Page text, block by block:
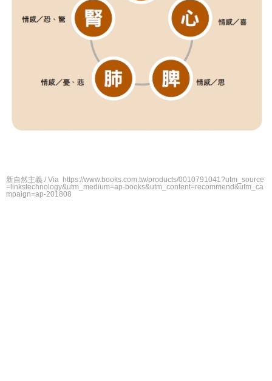
新自然主義 / Via https://www.books.com.tw/products/0010791041?utm_source
=linkstechnology&utm_medium=ap-books&utm_content=recommend&utm_ca
mpaign=ap-201808